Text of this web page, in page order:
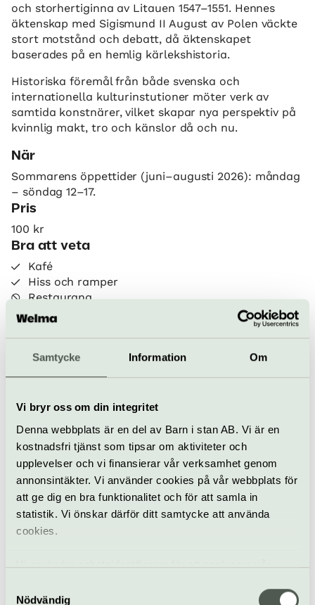
Samtycke Information Om
Vi bryr oss om din integritet
Denna webbplats är en del av Barn i stan AB. Vi är en
kostnadsfri tjänst som tipsar om aktiviteter och
upplevelser och vi finansierar vår verksamhet genom
annonsintäkter. Vi använder cookies på vår webbplats för
att ge dig en bra funktionalitet och för att samla in
statistik. Vi önskar därför ditt samtycke att använda
cookies.
Vi använder enhetsidentifierare för att analysera vår
samt tillhandahålla funktioner för sociala medier. Vi
Nödvändig
och storhertiginna av Litauen 1547–1551. Hennes
äktenskap med Sigismund II August av Polen väckte
stort motstånd och debatt, då äktenskapet
baserades på en hemlig kärlekshistoria.
Historiska föremål från både svenska och
internationella kulturinstutioner möter verk av
samtida konstnärer, vilket skapar nya perspektiv på
kvinnlig makt, tro och känslor då och nu.
När
Sommarens öppettider (juni–augusti 2026): måndag
– söndag 12–17.
Pris
100 kr
Bra att veta
Kafé
Hiss och ramper
Restaurang
Bar
från Uppsala Resecentrum.
Hållplatserna: Slottsbacken, Segerstedthuset eller
Svandammen.
Uppsala slottshistoriska
Drottning Christinas väg 1E, Uppsala
slottshistoriska.uppsala.se
slottshistoriska@uppsala.se